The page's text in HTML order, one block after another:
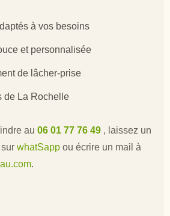
à vos besoins
et personnalisée
de lâcher-prise
de La Rochelle
au 06 01 77 76 49 , laissez un
whatSapp ou écrire un mail à
.